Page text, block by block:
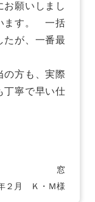
お願いしまし
ます。 一括
たが、一番最
の方も、実際
丁寧で早い仕
窓
２月 Ｋ・Ｍ様